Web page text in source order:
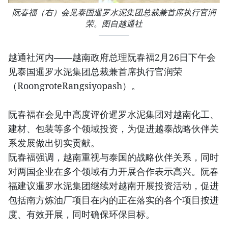
阮春福（右）会见泰国暹罗水泥集团总裁兼首席执行官润
荣。图自越通社
越通社河内——越南政府总理阮春福2月26日下午会
见泰国暹罗水泥集团总裁兼首席执行官润荣
（RoongroteRangsiyopash）。
阮春福在会见中高度评价暹罗水泥集团对越南化工、
建材、包装等多个领域投资，为促进越泰战略伙伴关
系发展做出切实贡献。
阮春福强调，越南重视与泰国的战略伙伴关系，同时
对两国企业在多个领域有力开展合作表示高兴。阮春
福建议暹罗水泥集团继续对越南开展投资活动，促进
包括南方炼油厂项目在内的正在落实的各个项目按进
度、有效开展，同时确保环保目标。